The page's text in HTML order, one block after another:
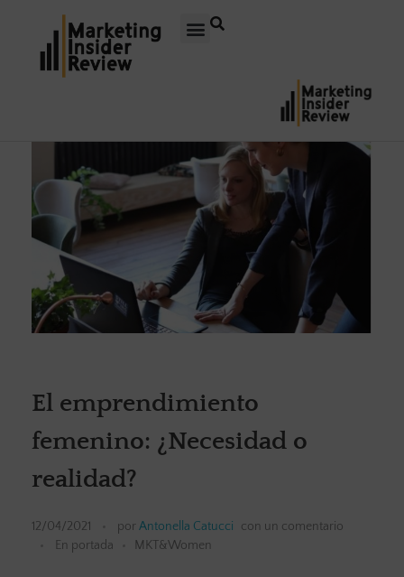
El emprendimiento
femenino: ¿Necesidad o
realidad?
12/04/2021 por Antonella Catucci con un comentario
En portada
MKT&Women